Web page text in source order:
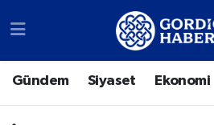
Gündem Siyaset Ekonomi
Sosyal Medya
Ankara Nöbetçi Eczaneler